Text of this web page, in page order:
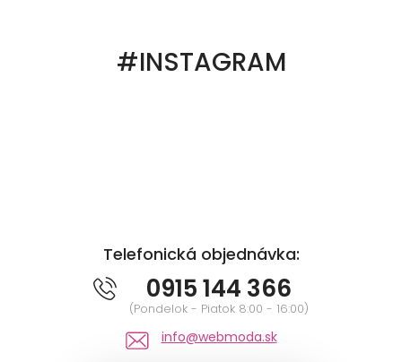
#INSTAGRAM
Telefonická objednávka:
0915 144 366
(Pondelok - Piatok 8:00 - 16:00)
info@webmoda.sk